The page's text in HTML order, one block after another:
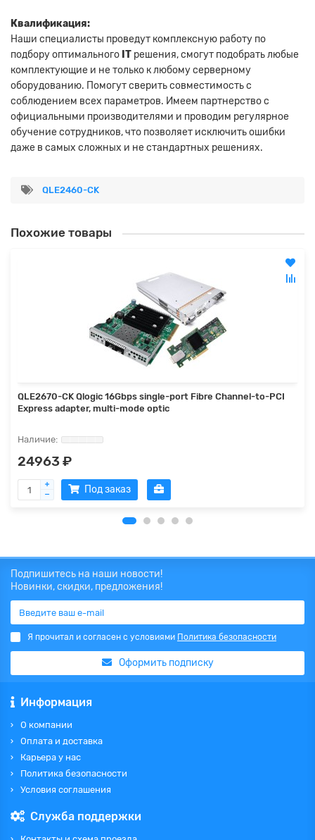
Квалификация:
Наши специалисты проведут комплексную работу по
подбору оптимального IT решения, смогут подобрать любые
комплектующие и не только к любому серверному
оборудованию. Помогут сверить совместимость с
соблюдением всех параметров. Имеем партнерство с
официальными производителями и проводим регулярное
обучение сотрудников, что позволяет исключить ошибки
даже в самых сложных и не стандартных решениях.
QLE2460-CK
Похожие товары
QLE2670-CK Qlogic 16Gbps single-port Fibre Channel-to-PCI
Express adapter, multi-mode optic
24963 ₽
Под заказ
Подпишитесь на наши новости!
Новинки, скидки, предложения!
Я прочитал и согласен с условиями Политика безопасности
Оформить подписку
Информация
О компании
Оплата и доставка
Карьера у нас
Политика безопасности
Условия соглашения
Служба поддержки